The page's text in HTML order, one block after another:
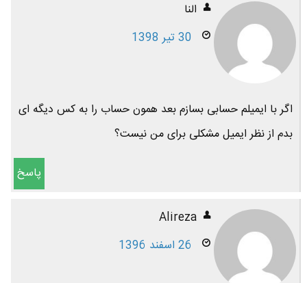
النا
30 تیر 1398
اگر با ایمیلم حسابی بسازم بعد همون حساب را به کس دیگه ای
بدم از نظر ایمیل مشکلی برای من نیست؟
پاسخ
Alireza
26 اسفند 1396